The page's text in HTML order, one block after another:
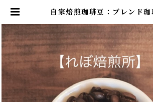
自家焙煎珈琲豆：ブレンド珈
ス